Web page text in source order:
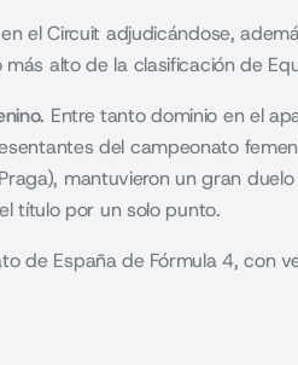
el Circuit adjudicándose,
alto de la clasificación de
Entre tanto dominio en el
del campeonato
mantuvieron un gran
título por un solo punto.
de España de Fórmula 4, con